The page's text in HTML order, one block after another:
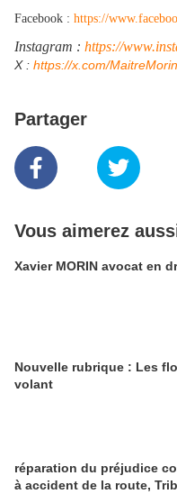
Facebook : https://
Instagram : https://
​X : https://x.com/MaitreMorin
Partager
Vous aimerez
Xavier MORIN avocat en
Nouvelle rubrique : Les
volant
réparation du préjudice
à accident de la route,